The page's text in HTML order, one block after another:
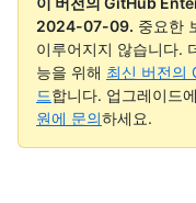
2024-07-09. 중요한
이루어지지 않습니다.
능을 위해 최신 버전의
드합니다. 업그레이드
원에 문의하세요.